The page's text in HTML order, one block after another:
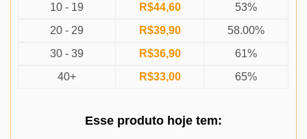
10 - 19
R$44,60
53%
20 - 29
R$39,90
58.00%
30 - 39
R$36,90
61%
40+
R$33,00 65%
Esse produto hojetem: